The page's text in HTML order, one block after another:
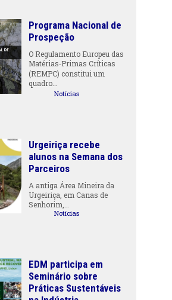
Programa Nacional de
Prospeção
O Regulamento Europeu das
Matérias‑Primas Críticas
(REMPC) constitui um
quadro…
Notícias
Urgeiriça recebe
alunos na Semana dos
Parceiros
A antiga Área Mineira da
Urgeiriça, em Canas de
Senhorim,…
Notícias
EDM participa em
Seminário sobre
Práticas Sustentáveis